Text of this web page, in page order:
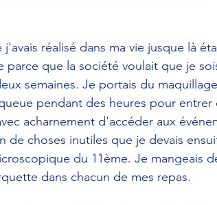
réalisé dans ma vie jusque là
parce que la société voulait que je
semaines. Je portais du
pendant des heures pour entrer
acharnement d'accéder aux
de choses inutiles que je devais
du 11ème. Je mangeais
dans chacun de mes repas.